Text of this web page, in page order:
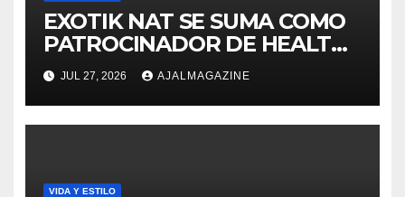
EXOTIK NAT SE SUMA COMO
PATROCINADOR DE HEALTHY
DAY 2026 PARA PROMOVER
UNA CULTURA DE BIENESTAR
INTEGRAL
JUL 27, 2026 AJALMAGAZINE
VIDA Y ESTILO